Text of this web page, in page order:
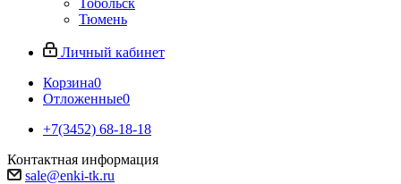
Тобольск
Тюмень
Личный кабинет
Корзина0
Отложенные0
+7(3452) 68-18-18
Контактная информация
sale@enki-tk.ru